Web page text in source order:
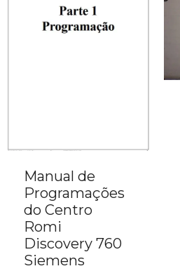
Manual de
Programações
do Centro
Romi
Discovery 760
Siemens